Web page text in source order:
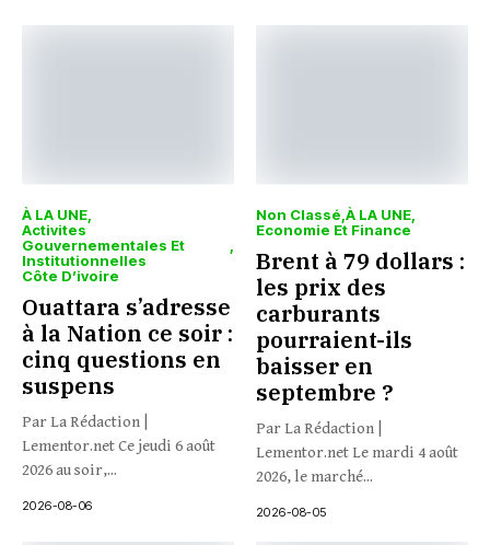
À LA UNE
Activites
Gouvernementales Et
Institutionnelles
Côte D’ivoire
Ouattara s’adresse
à la Nation ce soir :
cinq questions en
suspens
Par La Rédaction |
Lementor.net Ce jeudi 6 août
2026 au soir,...
2026-08-06
Non Classé À LA UNE
Economie Et Finance
Brent à 79 dollars :
les prix des
carburants
pourraient-ils
baisser en
septembre ?
Par La Rédaction |
Lementor.net Le mardi 4 août
2026, le marché...
2026-08-05